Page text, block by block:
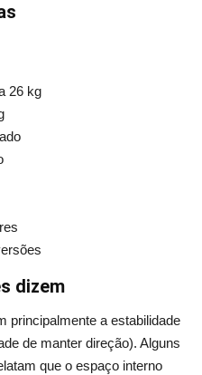
26 kg
dizem
principalmente a estabilidade
de manter direção). Alguns
que o espaço interno